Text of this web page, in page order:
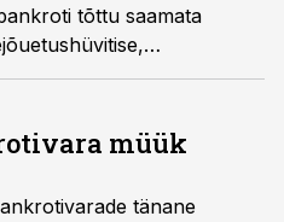
tõttu saamata
müük
tänane